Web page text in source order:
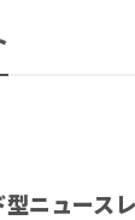
型ニュース